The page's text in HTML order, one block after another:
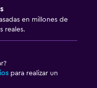
en millones de
reales.
para realizar un